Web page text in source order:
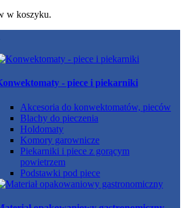
w koszyku.
- piece i piekarniki
Akcesoria do konwektomatów, pieców
Blachy do pieczenia
Holdomaty
Komory garownicze
Piekarniki i piece z gorącym
powietrzem
Podstawki pod piece